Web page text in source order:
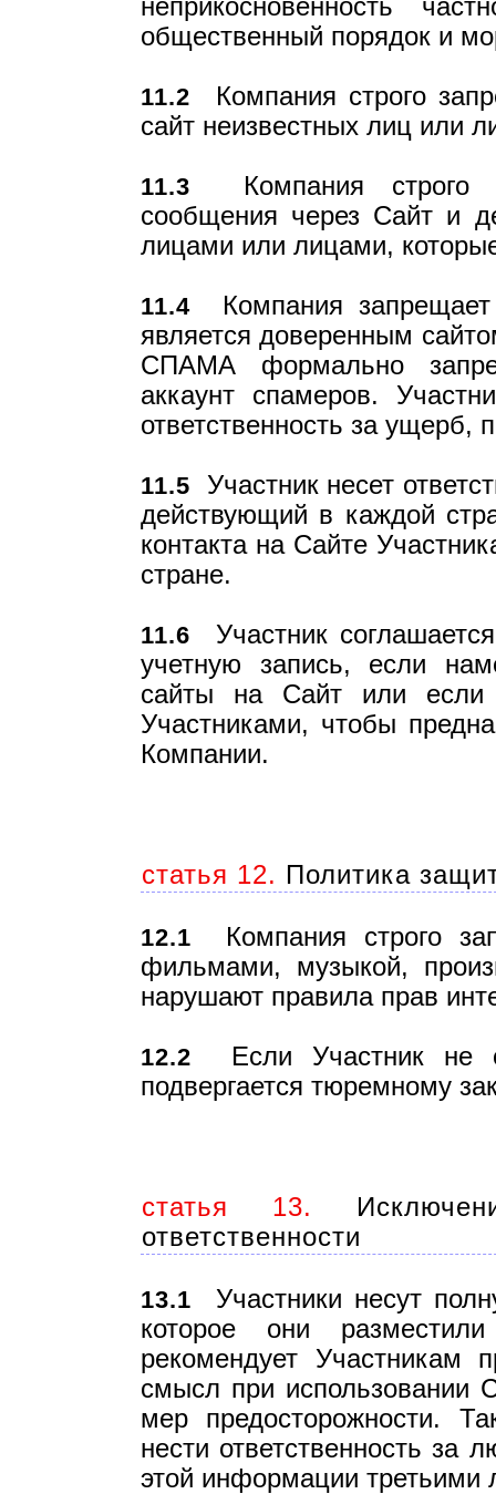
неприкосновенность
общественный порядок и
11.2 Компания строго
сайт неизвестных лиц или
11.3 Компания строго
сообщения через Сайт и
лицами или лицами,
11.4 Компания
является доверенным
СПАМА формально
аккаунт спамеров.
ответственность за ущерб,
11.5 Участник несет
действующий в каждой
контакта на Сайте
стране.
11.6 Участник
учетную запись, если
сайты на Сайт или если
Участниками, чтобы
Компании.
статья 12. Политика
12.1 Компания строго
фильмами, музыкой,
нарушают правила прав
12.2 Если Участник не
подвергается тюремному
статья 13.
ответственности
13.1 Участники несут
которое они
рекомендует Участникам
смысл при использовании
мер предосторожности.
нести ответственность за
этой информации